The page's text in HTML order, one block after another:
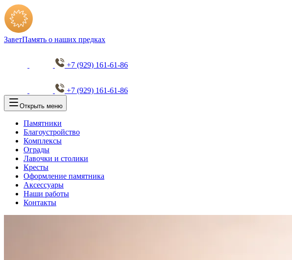
ЗаветПамять о наших предках
+7 (929) 161-61-86
+7 (929) 161-61-86
Открыть меню
Памятники
Благоустройство
Комплексы
Ограды
Лавочки и столики
Кресты
Оформление памятника
Аксессуары
Наши работы
Контакты